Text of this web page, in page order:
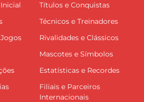
Títulos e Conquistas
Técnicos e Treinadores
Rivalidades e Clássicos
Mascotes e Símbolos
Estatísticas e Recordes
Filiais e Parceiros
Internacionais